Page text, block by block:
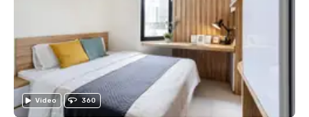
Video 360